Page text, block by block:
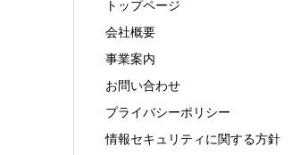
トップページ
会社概要
事業案内
お問い合わせ
プライバシーポリシー
情報セキュリティに関する方針